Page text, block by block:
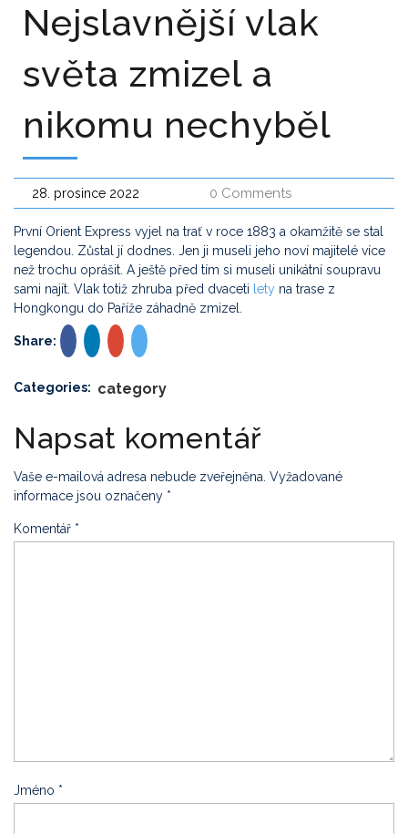
Nejslavnější vlak
světa zmizel a
nikomu nechyběl
28. prosince 2022 0 Comments
První Orient Express vyjel na trať v roce 1883 a okamžitě se stal
legendou. Zůstal jí dodnes. Jen ji museli jeho noví majitelé více
než trochu oprášit. A ještě před tím si museli unikátní soupravu
sami najít. Vlak totiž zhruba před dvaceti lety na trase z
Hongkongu do Paříže záhadně zmizel.
Share:
Categories: category
Napsat komentář
Vaše e-mailová adresa nebude zveřejněna. Vyžadované
informace jsou označeny *
Komentář *
Jméno *